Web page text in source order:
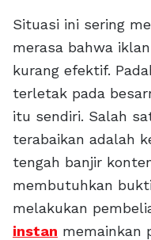
Situasi ini sering
merasa bahwa
kurang efektif.
terletak pada
itu sendiri. Salah
terabaikan adalah
tengah banjir
membutuhkan
melakukan
instan memainkan